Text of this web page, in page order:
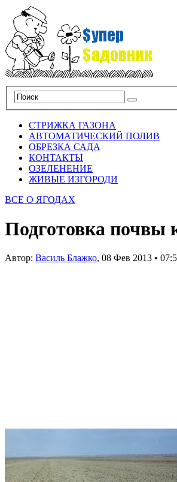
СТРИЖКА ГАЗОНА
АВТОМАТИЧЕСКИЙ ПОЛИВ
ОБРЕЗКА САДА
КОНТАКТЫ
ОЗЕЛЕНЕНИЕ
ЖИВЫЕ ИЗГОРОДИ
ВСЕ О ЯГОДАХ
Подготовка почвы
Автор: Василь Блажко, 08 Фев 2013 •